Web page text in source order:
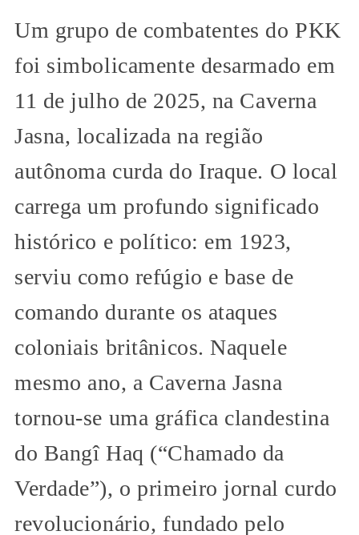
Um grupo de combatentes do PKK
foi simbolicamente desarmado em
11 de julho de 2025, na Caverna
Jasna, localizada na região
autônoma curda do Iraque. O local
carrega um profundo significado
histórico e político: em 1923,
serviu como refúgio e base de
comando durante os ataques
coloniais britânicos. Naquele
mesmo ano, a Caverna Jasna
tornou-se uma gráfica clandestina
do Bangî Haq (“Chamado da
Verdade”), o primeiro jornal curdo
revolucionário, fundado pelo